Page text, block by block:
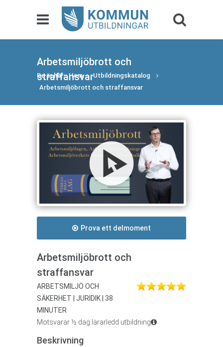
Arbetsmiljöbrott och
straffansvar
Du är här: Hem
Utbildningskatalog
Arbetsmiljöbrott och straffansvar
Prova ett delmoment
Arbetsmiljöbrott och
straffansvar
ARBETSMILJÖ OCH
SÄKERHET | JURIDIK | 38
MINUTER
Motsvarar ½ dag lärarledd utbildning
Beskrivning